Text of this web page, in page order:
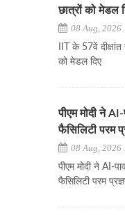
छात्रों को मेडल
08 Aug, 2026
IIT के 57वें दीक्षांत
को मेडल दिए
पीएम मोदी ने
फैसिलिटी परम
08 Aug, 2026
पीएम मोदी ने AI-
फैसिलिटी परम